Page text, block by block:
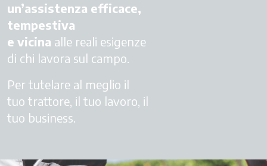
un’assistenza efficace,
tempestiva
e vicina alle reali esigenze
di chi lavora sul campo.
Per tutelare al meglio il
tuo trattore, il tuo lavoro, il
tuo business.